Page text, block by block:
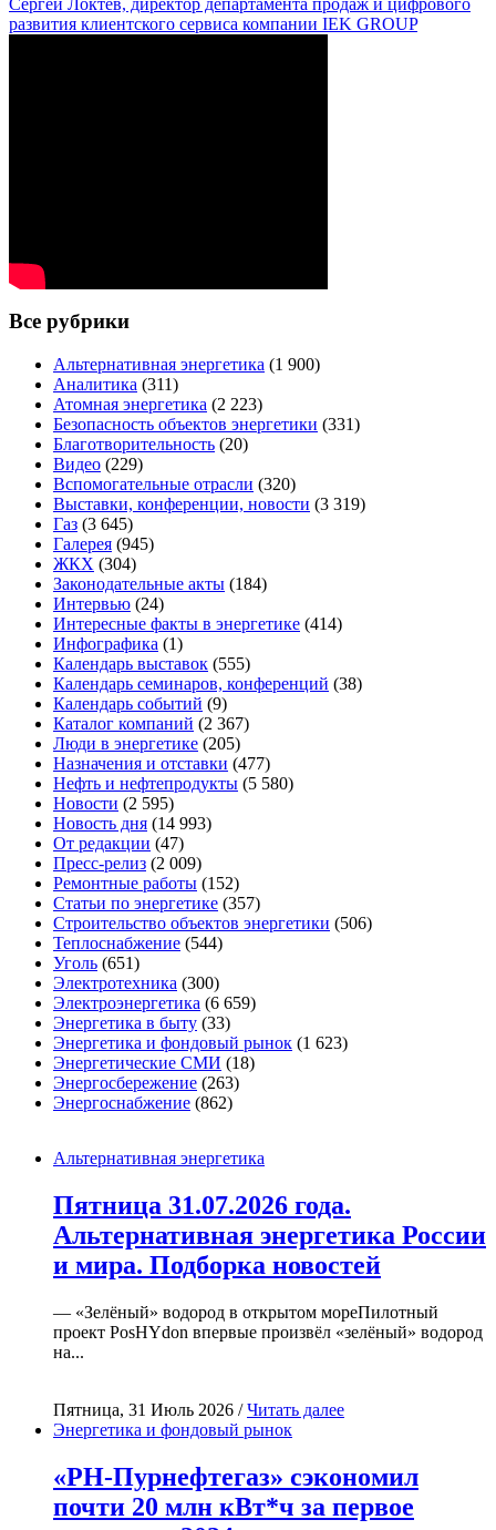
развития клиентского сервиса компании IEK GROUP
Все рубрики
Альтернативная энергетика (1 900)
Аналитика (311)
Атомная энергетика (2 223)
Безопасность объектов энергетики (331)
Благотворительность (20)
Видео (229)
Вспомогательные отрасли (320)
Выставки, конференции, новости (3 319)
Газ (3 645)
Галерея (945)
ЖКХ (304)
Законодательные акты (184)
Интервью (24)
Интересные факты в энергетике (414)
Инфографика (1)
Календарь выставок (555)
Календарь семинаров, конференций (38)
Календарь событий (9)
Каталог компаний (2 367)
Люди в энергетике (205)
Назначения и отставки (477)
Нефть и нефтепродукты (5 580)
Новости (2 595)
Новость дня (14 993)
От редакции (47)
Пресс-релиз (2 009)
Ремонтные работы (152)
Статьи по энергетике (357)
Строительство объектов энергетики (506)
Теплоснабжение (544)
Уголь (651)
Электротехника (300)
Электроэнергетика (6 659)
Энергетика в быту (33)
Энергетика и фондовый рынок (1 623)
Энергетические СМИ (18)
Энергосбережение (263)
Энергоснабжение (862)
Альтернативная энергетика
Пятница 31.07.2026 года.
Альтернативная энергетика России
и мира. Подборка новостей
— «Зелёный» водород в открытом мореПилотный
проект PosHYdon впервые произвёл «зелёный» водород
на...
Пятница, 31 Июль 2026 /Читать далее
Энергетика и фондовый рынок
«РН-Пурнефтегаз» сэкономил
почти 20 млн кВт*ч за первое